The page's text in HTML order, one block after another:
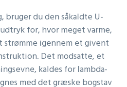
bruger du den såkaldte U-
for, hvor meget varme,
strømme igennem et givent
Det modsatte, et
kaldes for lambda-
med det græske bogstav